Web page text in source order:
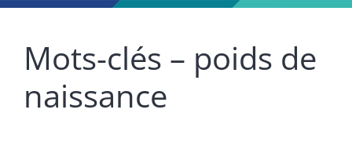
Mots-clés – poids de
naissance